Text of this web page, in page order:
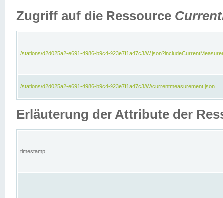
Zugriff auf die Ressource
/stations/d2d025a2-e691-4986-b9c4-923e7f1a47c3/
/stations/d2d025a2-e691-4986-b9c4-923e7f1a47c3/W/currentmeasurement.json
Erläuterung der Attribute der
timestamp